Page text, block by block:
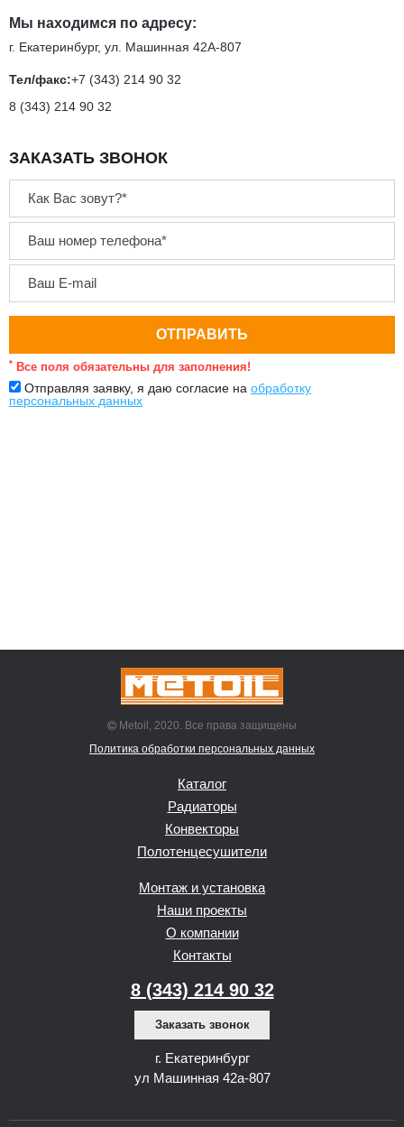
Мы находимся по адресу:
г. Екатеринбург, ул. Машинная 42А-807
Тел/факс:+7 (343) 214 90 32
8 (343) 214 90 32
ЗАКАЗАТЬ ЗВОНОК
* Все поля обязательны для заполнения!
Отправляя заявку, я даю согласие на обработку
персональных данных
Metoil, 2020. Все права защищены
Политика обработки персональных данных
Каталог
Радиаторы
Конвекторы
Полотенцесушители
Монтаж и установка
Наши проекты
О компании
Контакты
8 (343) 214 90 32
Заказать звонок
г. Екатеринбург
ул Машинная 42а-807